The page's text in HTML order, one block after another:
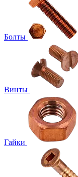
Болты
Винты
Гайки